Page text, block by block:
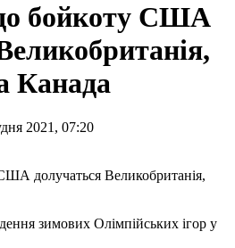
бойкоту США
Канада
2021, 07:20
зимових Олімпійських ігор у